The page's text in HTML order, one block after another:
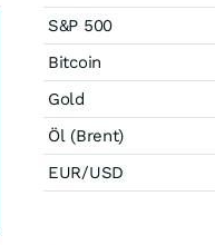
S&P 500
Bitcoin
Gold
Öl (Brent)
EUR/USD